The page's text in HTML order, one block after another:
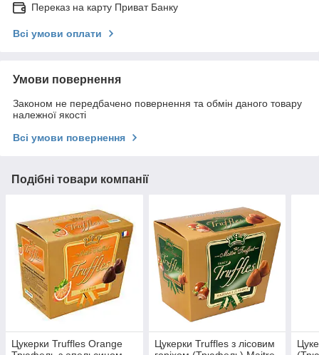
Переказ на карту Приват Банку
Всі умови оплати
Умови повернення
Законом не передбачено повернення та обмін даного товару
належної якості
Всі умови повернення
Подібні товари компанії
Цукерки Truffles Orange
Цукерки Truffles з лісовим